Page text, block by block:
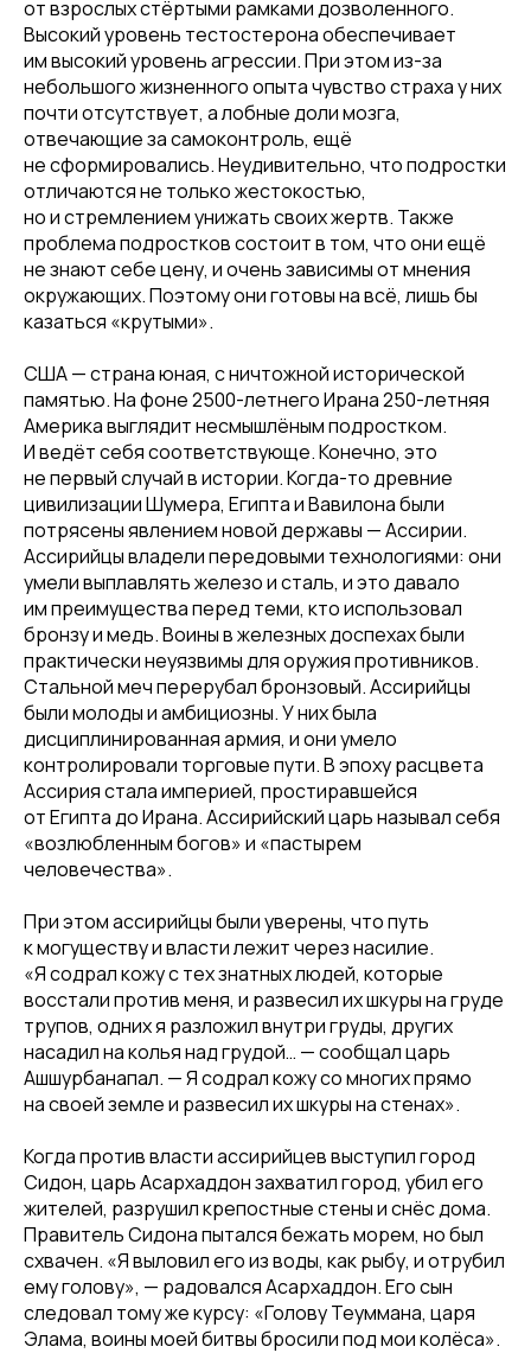
от взрослых стёртыми рамками дозволенного.
Высокий уровень тестостерона обеспечивает
им высокий уровень агрессии. При этом из-за
небольшого жизненного опыта чувство страха у них
почти отсутствует, а лобные доли мозга,
отвечающие за самоконтроль, ещё
не сформировались. Неудивительно, что подростки
отличаются не только жестокостью,
но и стремлением унижать своих жертв. Также
проблема подростков состоит в том, что они ещё
не знают себе цену, и очень зависимы от мнения
окружающих. Поэтому они готовы на всё, лишь бы
казаться «крутыми».
США — страна юная, с ничтожной исторической
памятью. На фоне 2500-летнего Ирана 250-летняя
Америка выглядит несмышлёным подростком.
И ведёт себя соответствующе. Конечно, это
не первый случай в истории. Когда-то древние
цивилизации Шумера, Египта и Вавилона были
потрясены явлением новой державы — Ассирии.
Ассирийцы владели передовыми технологиями: они
умели выплавлять железо и сталь, и это давало
им преимущества перед теми, кто использовал
бронзу и медь. Воины в железных доспехах были
практически неуязвимы для оружия противников.
Стальной меч перерубал бронзовый. Ассирийцы
были молоды и амбициозны. У них была
дисциплинированная армия, и они умело
контролировали торговые пути. В эпоху расцвета
Ассирия стала империей, простиравшейся
от Египта до Ирана. Ассирийский царь называл себя
«возлюбленным богов» и «пастырем
человечества».
При этом ассирийцы были уверены, что путь
к могуществу и власти лежит через насилие.
«Я содрал кожу с тех знатных людей, которые
восстали против меня, и развесил их шкуры на груде
трупов, одних я разложил внутри груды, других
насадил на колья над грудой… — сообщал царь
Ашшурбанапал. — Я содрал кожу со многих прямо
на своей земле и развесил их шкуры на стенах».
Когда против власти ассирийцев выступил город
Сидон, царь Асархаддон захватил город, убил его
жителей, разрушил крепостные стены и снёс дома.
Правитель Сидона пытался бежать морем, но был
схвачен. «Я выловил его из воды, как рыбу, и отрубил
ему голову», — радовался Асархаддон. Его сын
следовал тому же курсу: «Голову Теуммана, царя
Элама, воины моей битвы бросили под мои колёса».